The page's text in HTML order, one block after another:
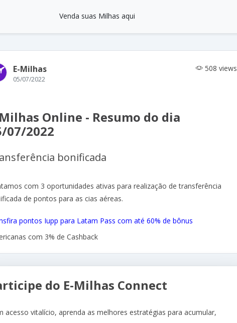
Venda suas Milhas aqui
E-Milhas 508 views
05/07/2022
Online - Resumo do dia
07/2022
bonificada
com 3 oportunidades ativas para realização de transferência
de pontos para as cias aéreas.
pontos Iupp para Latam Pass com até 60% de bônus
com 3% de Cashback
do E-Milhas Connect
acesso vitalício, aprenda as melhores estratégias para acumular,